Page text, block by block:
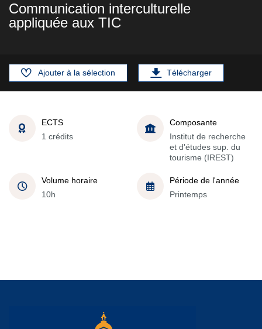
Communication interculturelle
appliquée aux TIC
Ajouter à la sélection Télécharger
ECTS
1 crédits
Composante
Institut de recherche
et d'études sup. du
tourisme (IREST)
Volume horaire
10h
Période de l'année
Printemps